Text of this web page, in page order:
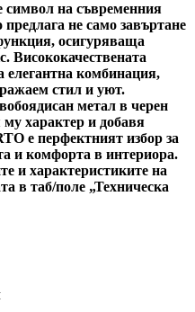
символ на съвременния
не само завъртане
осигуряваща
Висококачествената
елегантна комбинация,
стил и уют.
метал в черен
характер и добавя
е перфектният избор за
и комфорта в интериора.
и характеристиките на
в таб/поле „Техническа